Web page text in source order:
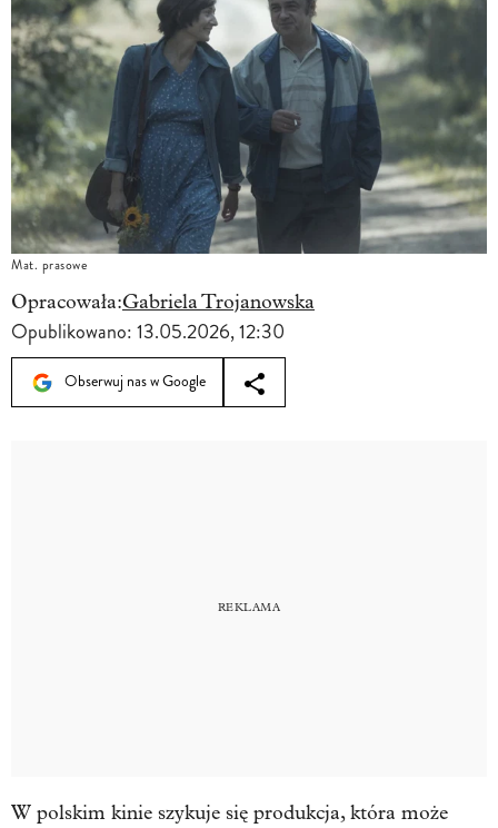
Mat. prasowe
Opracowała:Gabriela Trojanowska
Opublikowano:13.05.2026, 12:30
Obserwuj nas w Google
W polskim kinie szykuje się produkcja, która może